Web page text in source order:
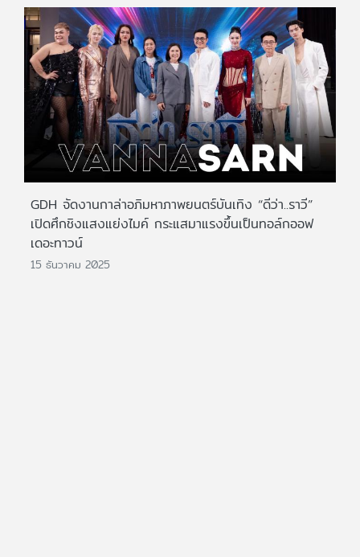
GDH จัดงานกาล่าอภิมหาภาพยนตร์บันเทิง “ดีว่า..ราวี”
เปิดศึกชิงแสงแย่งไมค์ กระแสมาแรงขึ้นเป็นทอล์กออฟ
เดอะทาวน์
15 ธันวาคม 2025